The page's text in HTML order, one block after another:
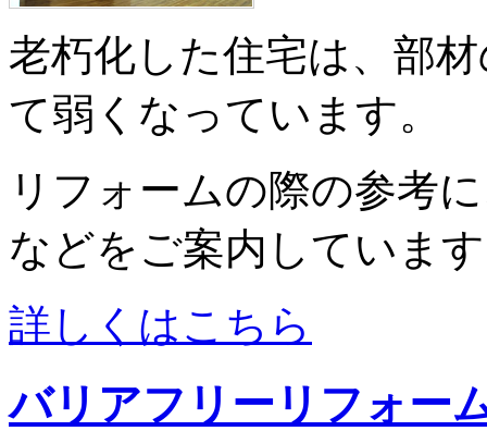
老朽化した住宅は、部
て弱くなっています。
リフォームの際の参考
などをご案内していま
詳しくはこちら
バリアフリーリフォー